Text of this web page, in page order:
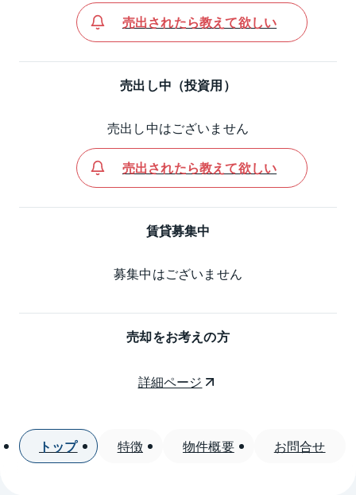
売出されたら教えて欲しい
売出し中（投資用）
売出し中はございません
売出されたら教えて欲しい
賃貸募集中
募集中はございません
売却をお考えの方
詳細ページ
トップ 特徴 物件概要 お問合せ